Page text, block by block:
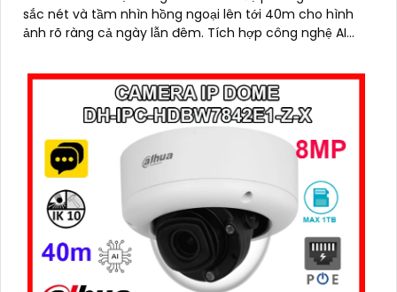
sắc nét và tầm nhìn hồng ngoại lên tới 40m cho hình
ảnh rõ ràng cả ngày lẫn đêm. Tích hợp công nghệ AI
phương tiện, hạn chế cảnh báo sai, đi kèm khe cắm thẻ
nhớ 256GB lưu trữ lâu dài, hỗ trợ POE tiện lợi và mức giá
phải chăng